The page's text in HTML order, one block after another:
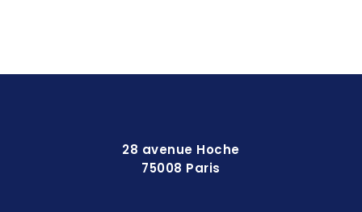
28 avenue Hoche
75008 Paris